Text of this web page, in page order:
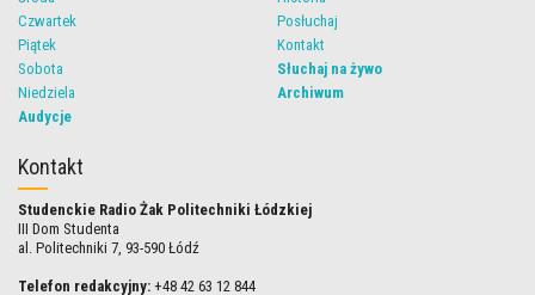
Czwartek
Piątek
Sobota
Niedziela
Audycje
Posłuchaj
Kontakt
Słuchaj na żywo
Archiwum
Kontakt
Studenckie Radio Żak Politechniki Łódzkiej
III Dom Studenta
al. Politechniki 7, 93-590 Łódź
Telefon redakcyjny: +48 42 63 12 844